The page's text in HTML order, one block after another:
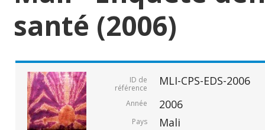
santé (2006)
ID de
référence
MLI-CPS-EDS-2006
Année 2006
Pays Mali